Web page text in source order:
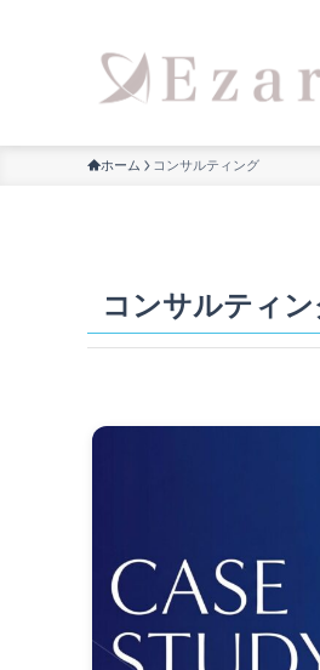
ホーム コンサルティング
コンサルティ